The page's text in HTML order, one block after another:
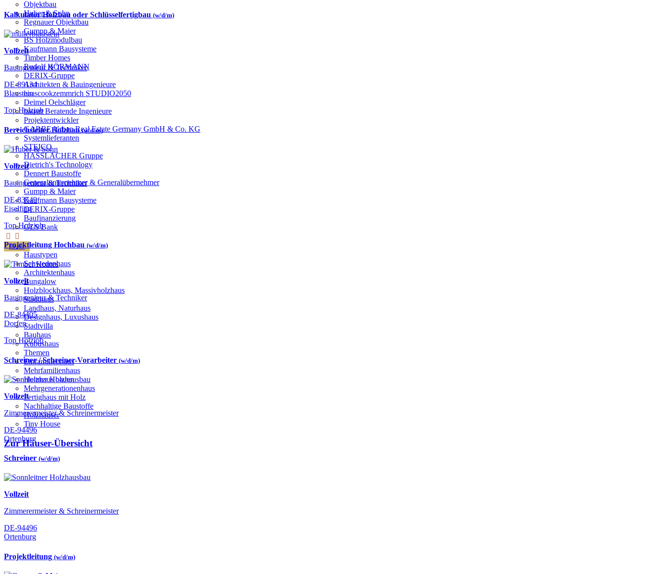
Objektbau
Huber & Sohn
Regnauer Objektbau
Gumpp & Maier
BS Holzmodulbau
Kaufmann Bausysteme
Timber Homes
Rudolf HÖRMANN
DERIX-Gruppe
Architekten & Bauingenieure
haascookzemmrich STUDIO2050
Deimel Oelschläger
bauart Beratende Ingenieure
Projektentwickler
GARBE Urban Real Estate Germany GmbH & Co. KG
Systemlieferanten
STEICO
HASSLACHER Gruppe
Dietrich's Technology
Dennert Baustoffe
Generalunternehmer & Generalübernehmer
Gumpp & Maier
Kaufmann Bausysteme
DERIX-Gruppe
Baufinanzierung
GLS Bank
Häuser
Haustypen
Schwedenhaus
Architektenhaus
Bungalow
Holzblockhaus, Massivholzhaus
Stadthaus
Landhaus, Naturhaus
Designhaus, Luxushaus
Stadtvilla
Bauhaus
Kubushaus
Themen
Einfamilienhaus
Mehrfamilienhaus
Holzhaus bauen
Mehrgenerationenhaus
Fertighaus mit Holz
Nachhaltige Baustoffe
Holzhäuser
Tiny House
Zur Häuser-Übersicht
Kalkulator Holzbau oder Schlüsselfertigbau (w/d/m)
Vollzeit
Bauingenieur & Techniker
DE-89134
Blaustein
Top Holzjob
Bereichsleiter Holzbau(w/d/m)
Vollzeit
Bauingenieur & Techniker
DE-83549
Eiselfing
Top Holzjob
Projektleitung Hochbau (w/d/m)
Vollzeit
Bauingenieur & Techniker
DE-84405
Dorfen
Top Holzjob
Schreiner / Schreiner-Vorarbeiter (w/d/m)
Vollzeit
Zimmerermeister & Schreinermeister
DE-94496
Ortenburg
Schreiner (w/d/m)
Vollzeit
Zimmerermeister & Schreinermeister
DE-94496
Ortenburg
Projektleitung (w/d/m)